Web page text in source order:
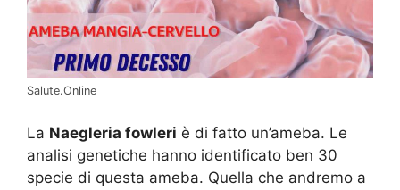
Salute.Online
La Naegleria fowleri è di fatto un’ameba. Le
analisi genetiche hanno identificato ben 30
specie di questa ameba. Quella che andremo a